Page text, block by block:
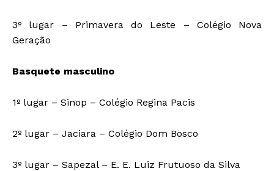
3º lugar – Primavera do Leste – Colégio Nova
Geração
Basquete masculino
1º lugar – Sinop – Colégio Regina Pacis
2º lugar – Jaciara – Colégio Dom Bosco
3º lugar – Sapezal – E. E. Luiz Frutuoso da Silva